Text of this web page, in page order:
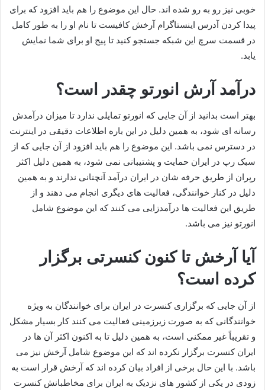
خوبی نیز رو به رو شده اند. حال این موضوع را هم باید افزود که برای
پیدا کردن آدرس اینستاگرام آرخش کافیست تا نام او را به طور کامل
در قسمت سرچ این شبکه جستجو کنید تا پیج او برای شما نمایش
یابد.
درآمد آرش انورتو چقدر است؟
بهتر است بدانید از آن جایی که انورتو تمایلی ندارد تا میزان درآمدش
رسانه‌ ای شود، به همین دلیل در این باره اطلاعات دقیقی در اینترنت
در دسترس نمی‌ باشد. این موضوع را هم باید افزود از آن جایی که از
سبک رپ در ایران حمایت و پشتیبانی نمی شود، به همین دلیل اکثر
رپران از طریق حرفه شان در ایران درآمد آنچنانی ندارند و به همین
دلیل در کنار خوانندگی، فعالیت های دیگری انجام می دهند و از
طریق این فعالیت ها درآمدزایی می کنند که این موضوع شامل
انورتو نیز می‌ باشد.
آیا آرخش تا کنون کنسرتی برگزار
کرده است؟
از آن جایی که برگزاری کنسرت در ایران برای خوانندگان به ویژه
خوانندگانی که به صورت زیرزمینی فعالیت می‌ کنند کار بسیار مشکل
و تقریباً غیر ممکنی است، به همین دلیل تا به اکنون اکثر آن ها در
ایران کنسرت برگزار نکرده اند که این موضوع شامل آرخش نیز می‌
باشد. با این حال برخی از افراد بیان کرده اند که آرخش قرار است به
زودی در یکی از کشور های نزدیک به ایران برای مخاطبانش کنسرت